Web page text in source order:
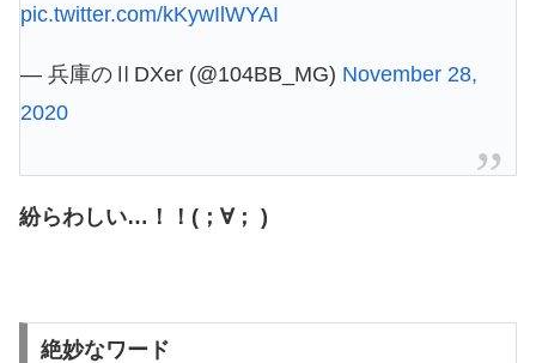
pic.twitter.com/kKywIlWYAI
— 兵庫のⅡDXer (@104BB_MG) November 28,
2020
紛らわしい…！！(；∀； )
絶妙なワード